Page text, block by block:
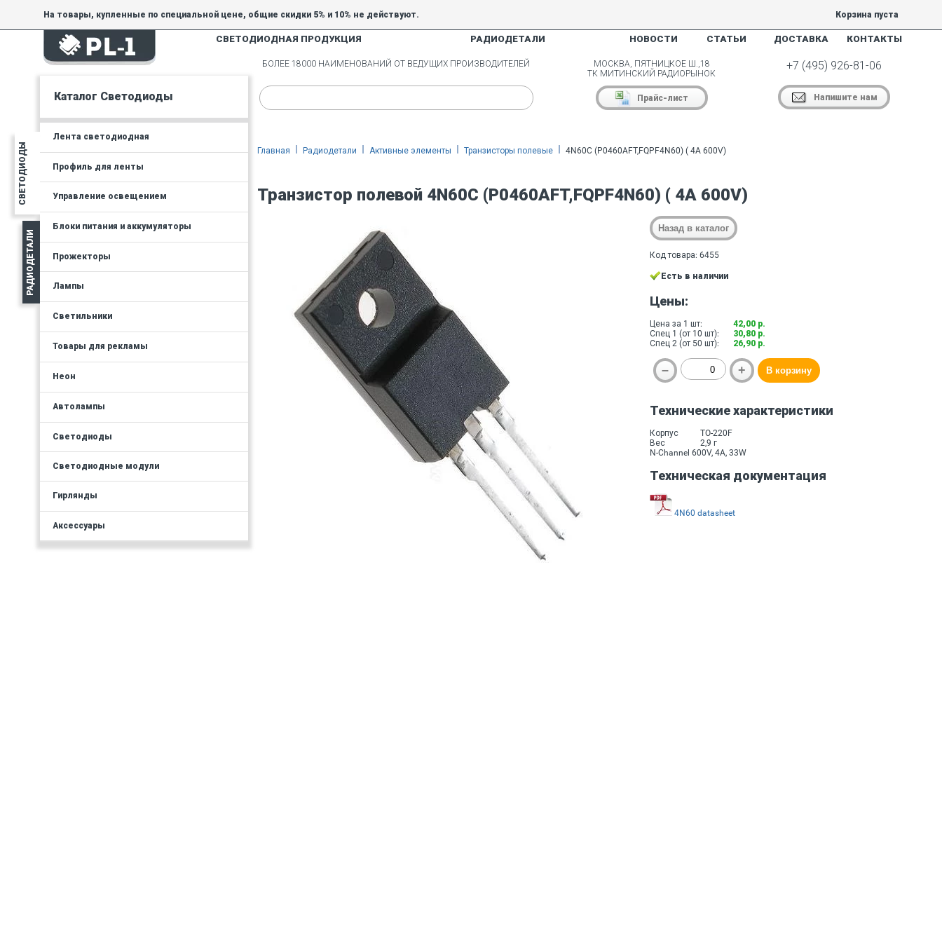
товара.
На товары, купленные по специальной цене, общие скидки 5% и 10% не действуют.
Минимальная сумма заказа - 300 руб.
Корзина пуста
СВЕТОДИОДНАЯ ПРОДУКЦИЯ РАДИОДЕТАЛИ НОВОСТИ СТАТЬИ ДОСТАВКА КОНТАКТЫ
СВЕТОДИОДЫ
РАДИОДЕТАЛИ
Каталог Светодиоды
Лента светодиодная
Профиль для ленты
Управление освещением
Блоки питания и аккумуляторы
Прожекторы
Лампы
Светильники
Товары для рекламы
Неон
Автолампы
Светодиоды
Светодиодные модули
Гирлянды
Аксессуары
БОЛЕЕ 18000 НАИМЕНОВАНИЙ ОТ ВЕДУЩИХ ПРОИЗВОДИТЕЛЕЙ
МОСКВА, ПЯТНИЦКОЕ Ш.,18
ТК МИТИНСКИЙ РАДИОРЫНОК
Прайс-лист
+7 (495) 926-81-06
Напишите нам
Главная Радиодетали Активные элементы Транзисторы полевые 4N60C (P0460AFT,FQPF4N60) ( 4A 600V)
Транзистор полевой 4N60C (P0460AFT,FQPF4N60) ( 4A 600V)
Код товара: 6455
Есть в наличии
Цены:
Цена за 1 шт:
42,00 р.
Спец 1 (от 10 шт):
30,80 р.
Спец 2 (от 50 шт):
26,90 р.
Технические характеристики
Корпус
TO-220F
Вес
2,9 г
N-Channel 600V, 4A, 33W
Техническая документация
4N60 datasheet